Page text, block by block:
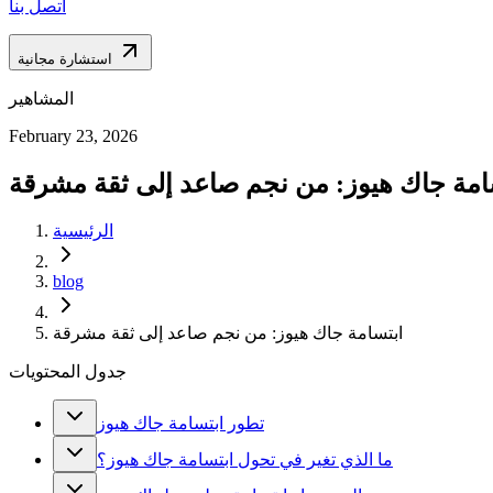
اتصل بنا
استشارة مجانية
المشاهير
February 23, 2026
جاك هيوز: من نجم صاعد إلى ثقة مشرقة
الرئيسية
blog
ابتسامة جاك هيوز: من نجم صاعد إلى ثقة مشرقة
جدول المحتويات
تطور ابتسامة جاك هيوز
ما الذي تغير في تحول ابتسامة جاك هيوز؟